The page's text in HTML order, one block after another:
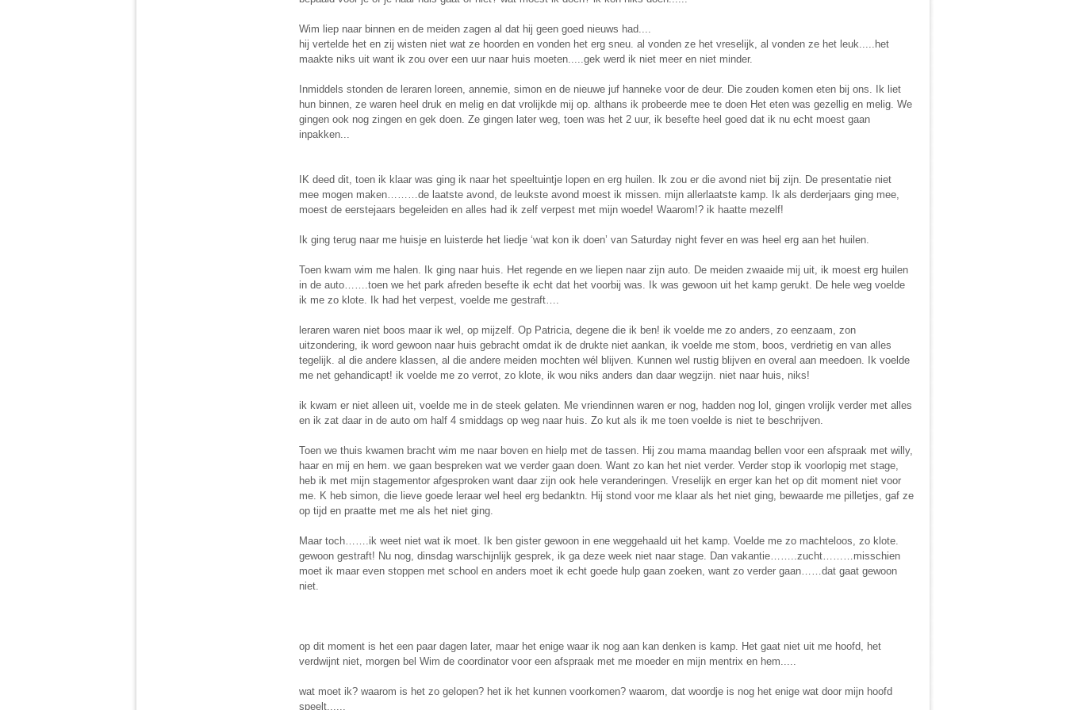
Wim liep naar binnen en de meiden zagen al dat hij geen goed nieuws had....
hij vertelde het en zij wisten niet wat ze hoorden en vonden het erg sneu. al vonden ze het vreselijk, al vonden ze het leuk.....het
maakte niks uit want ik zou over een uur naar huis moeten.....gek werd ik niet meer en niet minder.
Inmiddels stonden de leraren loreen, annemie, simon en de nieuwe juf hanneke voor de deur. Die zouden komen eten bij ons. Ik liet
hun binnen, ze waren heel druk en melig en dat vrolijkde mij op. althans ik probeerde mee te doen Het eten was gezellig en melig. We
gingen ook nog zingen en gek doen. Ze gingen later weg, toen was het 2 uur, ik besefte heel goed dat ik nu echt moest gaan
inpakken...
IK deed dit, toen ik klaar was ging ik naar het speeltuintje lopen en erg huilen. Ik zou er die avond niet bij zijn. De presentatie niet
mee mogen maken………de laatste avond, de leukste avond moest ik missen. mijn allerlaatste kamp. Ik als derderjaars ging mee,
moest de eerstejaars begeleiden en alles had ik zelf verpest met mijn woede! Waarom!? ik haatte mezelf!
Ik ging terug naar me huisje en luisterde het liedje ‘wat kon ik doen’ van Saturday night fever en was heel erg aan het huilen.
Toen kwam wim me halen. Ik ging naar huis. Het regende en we liepen naar zijn auto. De meiden zwaaide mij uit, ik moest erg huilen
in de auto…….toen we het park afreden besefte ik echt dat het voorbij was. Ik was gewoon uit het kamp gerukt. De hele weg voelde
ik me zo klote. Ik had het verpest, voelde me gestraft….
leraren waren niet boos maar ik wel, op mijzelf. Op Patricia, degene die ik ben! ik voelde me zo anders, zo eenzaam, zon
uitzondering, ik word gewoon naar huis gebracht omdat ik de drukte niet aankan, ik voelde me stom, boos, verdrietig en van alles
tegelijk. al die andere klassen, al die andere meiden mochten wél blijven. Kunnen wel rustig blijven en overal aan meedoen. Ik voelde
me net gehandicapt! ik voelde me zo verrot, zo klote, ik wou niks anders dan daar wegzijn. niet naar huis, niks!
ik kwam er niet alleen uit, voelde me in de steek gelaten. Me vriendinnen waren er nog, hadden nog lol, gingen vrolijk verder met alles
en ik zat daar in de auto om half 4 smiddags op weg naar huis. Zo kut als ik me toen voelde is niet te beschrijven.
Toen we thuis kwamen bracht wim me naar boven en hielp met de tassen. Hij zou mama maandag bellen voor een afspraak met willy,
haar en mij en hem. we gaan bespreken wat we verder gaan doen. Want zo kan het niet verder. Verder stop ik voorlopig met stage,
heb ik met mijn stagementor afgesproken want daar zijn ook hele veranderingen. Vreselijk en erger kan het op dit moment niet voor
me. K heb simon, die lieve goede leraar wel heel erg bedanktn. Hij stond voor me klaar als het niet ging, bewaarde me pilletjes, gaf ze
op tijd en praatte met me als het niet ging.
Maar toch…….ik weet niet wat ik moet. Ik ben gister gewoon in ene weggehaald uit het kamp. Voelde me zo machteloos, zo klote.
gewoon gestraft! Nu nog, dinsdag warschijnlijk gesprek, ik ga deze week niet naar stage. Dan vakantie……..zucht………misschien
moet ik maar even stoppen met school en anders moet ik echt goede hulp gaan zoeken, want zo verder gaan……dat gaat gewoon
niet.
op dit moment is het een paar dagen later, maar het enige waar ik nog aan kan denken is kamp. Het gaat niet uit me hoofd, het
verdwijnt niet, morgen bel Wim de coordinator voor een afspraak met me moeder en mijn mentrix en hem.....
wat moet ik? waarom is het zo gelopen? het ik het kunnen voorkomen? waarom, dat woordje is nog het enige wat door mijn hoofd
speelt......